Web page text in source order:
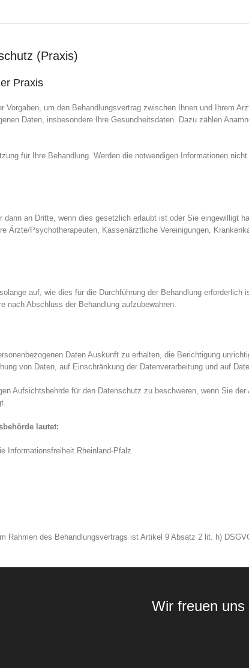
(Praxis)
Praxis
Vorgaben, um den Behandlungsvertrag zwischen Ihnen und Ihrem
Daten, insbesondere Ihre Gesundheitsdaten. Dazu zählen
für Ihre Behandlung. Werden die notwendigen Informationen
dann an Dritte, wenn dies gesetzlich erlaubt ist oder Sie eingewilligt
Ärzte/Psychotherapeuten, Kassenärztliche Vereinigungen,
auf, wie dies für die Durchführung der Behandlung erforderlich
nach Abschluss der Behandlung aufzubewahren.
Daten Auskunft zu erhalten, die Berichtigung
von Daten, auf Einschränkung der Datenverarbeitung und auf
Aufsichtsbehrde für den Datenschutz zu beschweren, wenn Sie
lautet:
Informationsfreiheit Rheinland-Pfalz
Rahmen des Behandlungsvertrags ist Artikel 9 Absatz 2 lit. h)
Wir freuen